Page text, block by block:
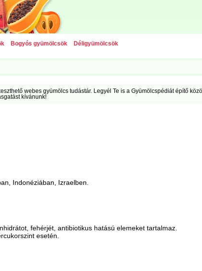
Bogyós gyümölcsök Déligyümölcsök
webes gyümölcs tudástár. Legyél Te is a Gyümölcspédiát építő
kívánunk!
Indonéziában, Izraelben.
fehérjét, antibiotikus hatású elemeket tartalmaz.
esetén.